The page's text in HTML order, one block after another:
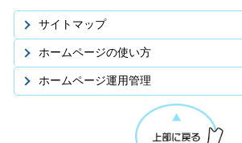
サイトマップ
ホームページの使い方
ホームページ運用管理